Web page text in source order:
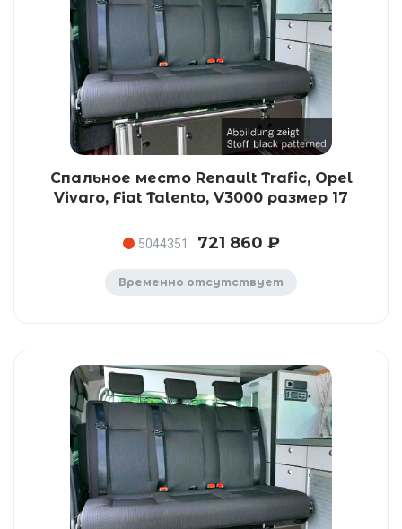
Спальное место Renault Trafic, Opel
Vivaro, Fiat Talento, V3000 размер 17
5044351 721 860 ₽
Временно отсутствует